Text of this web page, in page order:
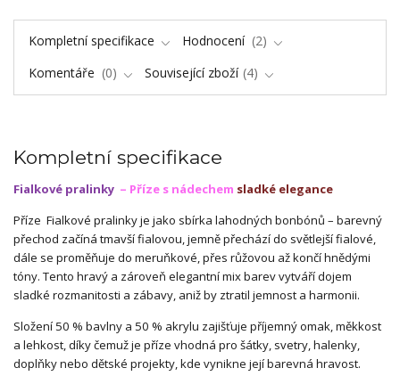
Kompletní specifikace Hodnocení
2
Komentáře
0 Související zboží 4
Kompletní specifikace
Fialkové pralinky – Příze s nádechem sladké elegance
Příze Fialkové pralinky je jako sbírka lahodných bonbónů – barevný
přechod začíná tmavší fialovou, jemně přechází do světlejší fialové,
dále se proměňuje do meruňkové, přes růžovou až končí hnědými
tóny. Tento hravý a zároveň elegantní mix barev vytváří dojem
sladké rozmanitosti a zábavy, aniž by ztratil jemnost a harmonii.
Složení 50 % bavlny a 50 % akrylu zajišťuje příjemný omak, měkkost
a lehkost, díky čemuž je příze vhodná pro šátky, svetry, halenky,
doplňky nebo dětské projekty, kde vynikne její barevná hravost.